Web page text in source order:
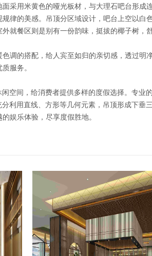
采用米黄色的哑光板材，与大理石吧台形
律的美感。吊顶分区域设计，吧台上空以
就餐区则是别有一份韵味，挺拔的椰子树，
调的搭配，给人宾至如归的亲切感，透过
服务。
空间，给消费者提供多样的度假选择。专
利用直线、方形等几何元素，吊顶形成下
娱乐体验，尽享度假胜地。